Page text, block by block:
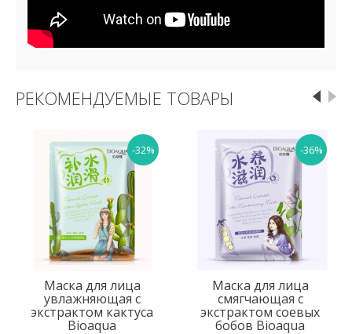
РЕКОМЕНДУЕМЫЕ ТОВАРЫ
-32%
Маска для лица
увлажняющая с
экстрактом кактуса
Bioaqua
-36%
Маска для лица
смягчающая с
экстрактом соевых
бобов Bioaqua